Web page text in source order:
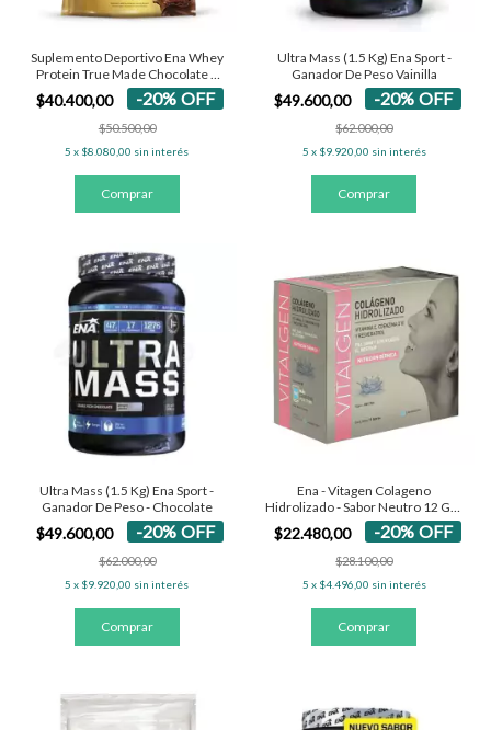
Suplemento Deportivo Ena Whey
Protein True Made Chocolate x
453 g
$40.400,00 -20%OFF
$50.500,00
5 x $8.080,00 sin interés
Ultra Mass (1.5 Kg) Ena Sport -
Ganador De Peso Vainilla
$49.600,00 -20% OFF
$62.000,00
5 x $9.920,00 sin interés
Ultra Mass (1.5 Kg) Ena Sport -
Ganador De Peso - Chocolate
$49.600,00 -20%OFF
$62.000,00
5 x $9.920,00 sin interés
Ena - Vitagen Colageno
Hidrolizado - Sabor Neutro 12 Gr -
15 Sobres
$22.480,00 -20% OFF
$28.100,00
5 x $4.496,00 sin interés